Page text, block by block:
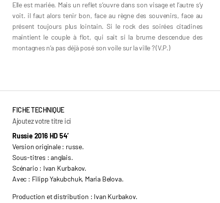
Elle est mariée. Mais un reflet s’ouvre dans son visage et l’autre s’y
voit. il faut alors tenir bon, face au règne des souvenirs, face au
présent toujours plus lointain. Si le rock des soirées citadines
maintient le couple à flot, qui sait si la brume descendue des
montagnes n’a pas déjà posé son voile sur la ville ? (V.P.)
FICHE TECHNIQUE
Ajoutez votre titre ici
Russie 2016 HD 54’
Version originale : russe.
Sous-titres : anglais.
Scénario : Ivan Kurbakov.
Avec : Filipp Yakubchuk, Maria Belova.
Production et distribution : Ivan Kurbakov.